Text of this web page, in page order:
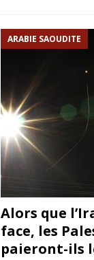
ARABIE SAOUDITE
Alors que
face, les
paieront-ils